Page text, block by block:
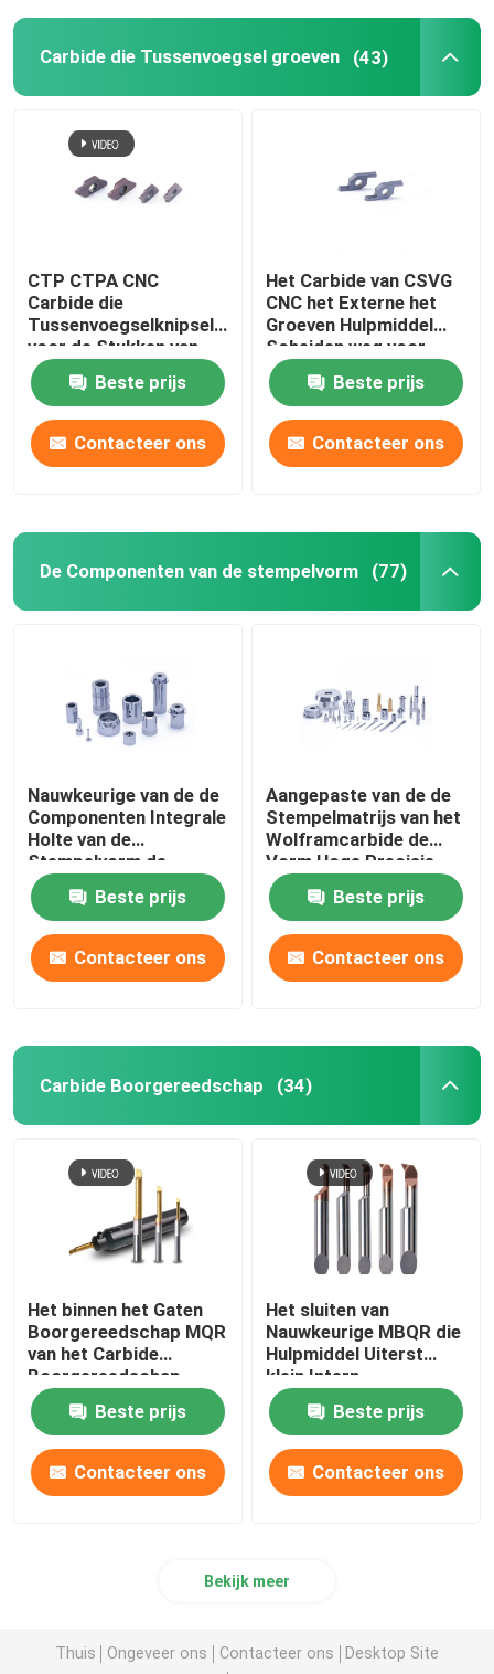
Carbide die Tussenvoegsel groeven (43)
CTP CTPA CNC
Carbide die
Tussenvoegselknipsel
voor de Stukken van
het Verwerkingsstaal
groevenBeste prijs
Contacteer ons
Het Carbide van CSVG
CNC het Externe het
Groeven Hulpmiddel
Scheiden weg voor
Staalstukken
Beste prijs
Contacteer ons
De Componenten van de stempelvorm (77)
Nauwkeurige van de de
Componenten Integrale
Holte van de
Stempelvorm de
Vormenmatrijs voor
het Stempelen
Beste prijs
Contacteer ons
Aangepaste van de de
Stempelmatrijs van het
Wolframcarbide de
Vorm Hoge Precisie
Beste prijs
Contacteer ons
Carbide Boorgereedschap (34)
Het binnen het Gaten
Boorgereedschap MQR
van het Carbide
Boorgereedschap
Uiterst kleine
ProfilerenBeste prijs
Contacteer ons
Het sluiten van
Nauwkeurige MBQR die
Hulpmiddel Uiterst
klein Intern
Boorgereedschap voor
Gat het Eindigen
profileren
Beste prijs
Contacteer ons
Bekijk meer
Thuis Ongeveer ons Contacteer ons
Desktop Site